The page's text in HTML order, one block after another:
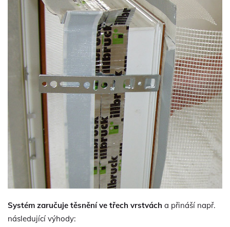
Systém zaručuje těsnění ve třech vrstvách a přináší např.
následující výhody: